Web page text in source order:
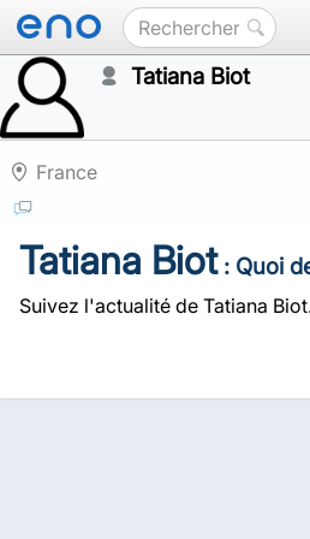
Tatiana Biot
France
Tatiana Biot: Quoi
Suivez l'actualité de Tatiana